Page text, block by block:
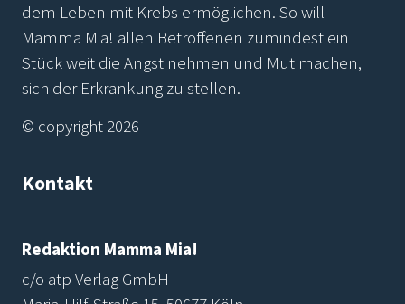
dem Leben mit Krebs ermöglichen. So will
Mamma Mia! allen Betroffenen zumindest ein
Stück weit die Angst nehmen und Mut machen,
sich der Erkrankung zu stellen.
© copyright 2026
Kontakt
Redaktion Mamma Mia!
c/o atp Verlag GmbH